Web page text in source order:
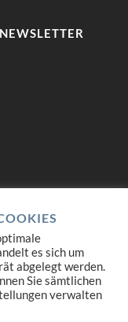
es sich um
abgelegt werden.
Sie sämtlichen
verwalten